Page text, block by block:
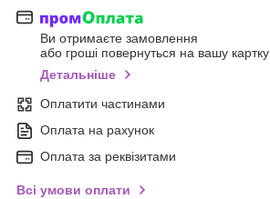
Ви отримаєте замовлення
або гроші повернуться на вашу картку
Детальніше
Оплатити частинами
Оплата на рахунок
Оплата за реквізитами
Всі умови оплати